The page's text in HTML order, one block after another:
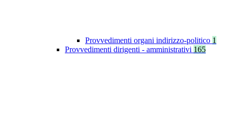
Provvedimenti organi indirizzo-politico 1
Provvedimenti dirigenti - amministrativi 165